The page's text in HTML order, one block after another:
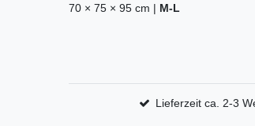
70 × 75 × 95 cm | M-L
Lieferzeit ca. 2-3